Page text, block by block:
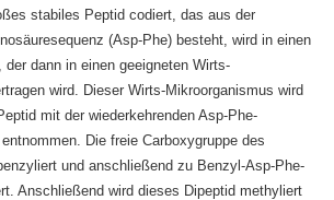
stabiles Peptid codiert, das aus der
(Asp-Phe) besteht, wird in einen
dann in einen geeigneten Wirts-
wird. Dieser Wirts-Mikroorganismus wird
mit der wiederkehrenden Asp-Phe-
Die freie Carboxygruppe des
und anschließend zu Benzyl-Asp-Phe-
Anschließend wird dieses Dipeptid methyliert